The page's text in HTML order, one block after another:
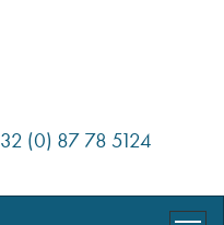
(0) 87 78 5124